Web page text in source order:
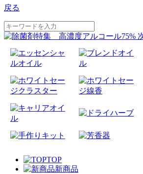
戻る
TOP
新商品